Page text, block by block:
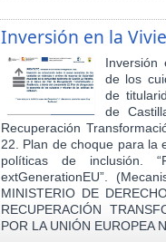
Inversión en la
Inversión
de los
de
de
Recuperación
22. Plan de choque para la
políticas de inclusión.
extGenerationEU”.
MINISTERIO DE
RECUPERACIÓN
POR LA UNIÓN EUROPEA